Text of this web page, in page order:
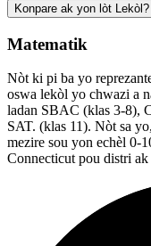
Konpare ak yon lòt Lekòl?
Matematik
Nòt ki pi ba yo
oswa lekòl yo chwazi a
ladan SBAC (klas 3-8),
SAT. (klas 11). Nòt sa
mezire sou yon echèl 0-
Connecticut pou distri